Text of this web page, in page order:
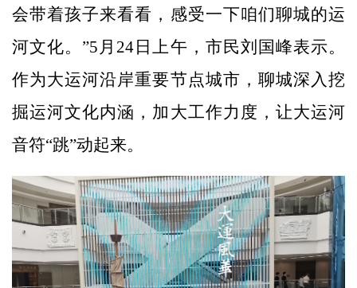
会带着孩子来看看，感受一下咱们聊城的运
河文化。”5月24日上午，市民刘国峰表示。
作为大运河沿岸重要节点城市，聊城深入挖
掘运河文化内涵，加大工作力度，让大运河
音符“跳”动起来。